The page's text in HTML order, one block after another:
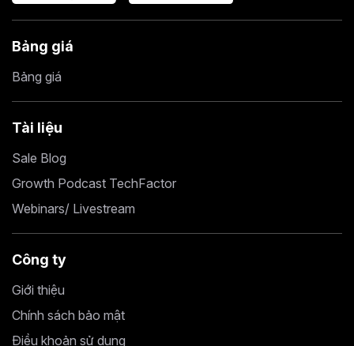
Bảng giá
Bảng giá
Tài liệu
Sale Blog
Growth Podcast TechFactor
Webinars/ Livestream
Công ty
Giới thiệu
Chính sách bảo mật
Điều khoản sử dụng